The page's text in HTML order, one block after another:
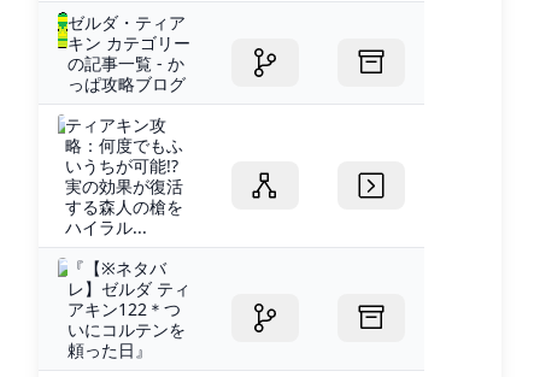
ゼルダ・ティア
キン カテゴリー
の記事一覧 - か
っぱ攻略ブログ
ティアキン攻
略：何度でもふ
いうちが可能!?
実の効果が復活
する森人の槍を
ハイラル...
『【※ネタバ
レ】ゼルダ ティ
アキン122＊つ
いにコルテンを
頼った日』